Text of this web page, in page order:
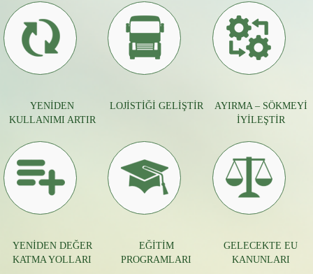
YENİDEN
KULLANIMI ARTIR
LOJİSTİĞİ GELİŞTİR
AYIRMA – SÖKMEYİ
İYİLEŞTİR
YENİDEN DEĞER
KATMA YOLLARI
EĞİTİM
PROGRAMLARI
GELECEKTE EU
KANUNLARI